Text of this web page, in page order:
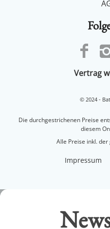
Vertrag
© 2024 -
Die durchgestrichenen Preise
Alle Preise inkl.
Impressum
und 10 %